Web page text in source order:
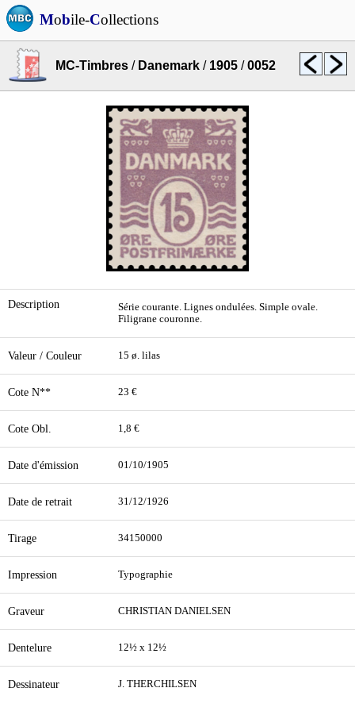
Mobile-Collections
MC-Timbres / Danemark / 1905 /0052
Description
Série courante. Lignes ondulées. Simple ovale.
Filigrane couronne.
Valeur / Couleur 15 ø. lilas
Cote N** 23 €
Cote Obl. 1,8 €
Date d'émission 01/10/1905
Date de retrait 31/12/1926
Tirage 34150000
Impression Typographie
Graveur CHRISTIAN DANIELSEN
Dentelure 12½ x 12½
Dessinateur J. THERCHILSEN